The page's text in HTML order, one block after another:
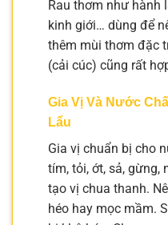
Rau thơm như hành
kinh giới… dùng để
thêm mùi thơm đặc
(cải cúc) cũng rất
Gia Vị Và Nước
Lẩu
Gia vị chuẩn bị cho
tím, tỏi, ớt, sả, gừng,
tạo vị chua thanh.
héo hay mọc mầm.